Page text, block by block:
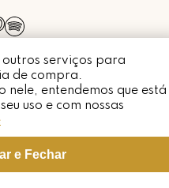
outros serviços para
de compra.
nele, entendemos que está
uso e com nossas
e Fechar
Whatsapp